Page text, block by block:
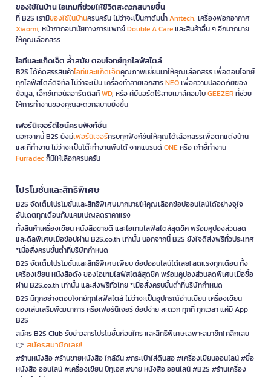
ของใช้ในบ้าน ไอเทมที่ช่วยให้ชีวิตสะดวกสบายขึ้น
ที่ B2S เรามีของใช้ในบ้านครบครัน ไม่ว่าจะเป็นกาต้มน้ำAnitech, เครื่องฟอกอากาศ
Xiaomi, หน้ากากอนามัยทางการแพทย์Double A Careและสินค้าอื่น ๆ อีกมากมาย
ให้คุณเลือกสรร
ไอทีและแก็ดเจ็ต ล้ำสมัย ตอบโจทย์ทุกไลฟ์สไตล์
B2S ได้คัดสรรสินค้าไอทีและแก็ดเจ็ตคุณภาพเยี่ยมมาให้คุณเลือกสรร เพื่อตอบโจทย์
ทุกไลฟ์สไตล์ดิจิทัล ไม่ว่าจะเป็น เครื่องทำลายเอกสารNEOเพื่อความปลอดภัยของ
ข้อมูล, เอ็กซ์เทอนัลฮาร์ดดิสก์WD, หรือ คีย์บอร์ดไร้สายเมาส์คอมโบGEEZERที่ช่วย
ให้การทำงานของคุณสะดวกสบายยิ่งขึ้น
เฟอร์นิเจอร์ดีไซน์ครบฟังก์ชั่น
นอกจากนี้ B2S ยังมีเฟอร์นิเจอร์ครบทุกฟังก์ชันให้คุณได้เลือกสรรเพื่อตกแต่งบ้าน
และที่ทำงาน ไม่ว่าจะเป็นโต๊ะทำงานพับได้ จากแบรนด์ONEหรือ เก้าอี้ทำงาน
Furradecก็มีให้เลือกครบครัน
โปรโมชั่นและสิทธิพิเศษ
B2S จัดเต็มโปรโมชั่นและสิทธิพิเศษมากมายให้คุณเลือกช้อปออนไลน์ได้อย่างจุใจ
อัปเดตทุกเดือนกับแคมเปญลดราคาแรง
ทั้งสินค้าเครื่องเขียน หนังสือขายดี และไอเทมไลฟ์สไตล์สุดชิค พร้อมคูปองส่วนลด
และดีลพิเศษเมื่อช้อปผ่าน B2S.co.th เท่านั้น นอกจากนี้ B2S ยังใจดีส่งฟรีทั่วประเทศ
*เมื่อสั่งครบขั้นต่ำที่บริษัทกำหนด
B2S จัดเต็มโปรโมชั่นและสิทธิพิเศษเพียบ ช้อปออนไลน์ได้เลย! ลดแรงทุกเดือน ทั้ง
เครื่องเขียน หนังสือดัง ของไอเทมไลฟ์สไตล์สุดชิค พร้อมคูปองส่วนลดพิเศษเมื่อซื้อ
ผ่าน B2S.co.th เท่านั้น และส่งฟรีทั่วไทย *เมื่อสั่งครบขั้นต่ำที่บริษัทกำหนด
B2S มีทุกอย่างตอบโจทย์ทุกไลฟ์สไตล์ ไม่ว่าจะเป็นอุปกรณ์อ่านเขียน เครื่องเขียน
ของเล่นเสริมพัฒนาการ หรือเฟอร์นิเจอร์ ช้อปง่าย สะดวก ทุกที่ ทุกเวลา แค่มี App
B2S
สมัคร B2S Club รับข่าวสารโปรโมชั่นก่อนใคร และสิทธิพิเศษเฉพาะสมาชิก! คลิกเลย
👉 สมัครสมาชิกเลย!
#ร้านหนังสือ #ร้านขายหนังสือ ใกล้ฉัน #กระเป๋าใส่ดินสอ #เครื่องเขียนออนไลน์ #ซื้อ
หนังสือ ออนไลน์ #เครื่องเขียน บีทูเอส #ขาย หนังสือ ออนไลน์ #B2S #ร้านเครื่อง